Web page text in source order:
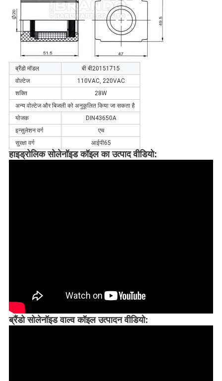
ब्रैंडो मॉडल
बी बी20151715
वोल्टेज
110VAC, 220VAC
शक्ति
28W
अन्य वोल्टेज और बिजली को अनुकूलित किया जा सकता है
योजक
DIN43650A
इन्सुलेशन वर्ग
एच
सुरक्षा वर्ग
आईपी65
हाइड्रोलिक सोलेनॉइड कॉइल का उत्पाद वीडियो:
ब्रैंडो सोलेनॉइड वाल्व कॉइल उत्पादन वीडियो: